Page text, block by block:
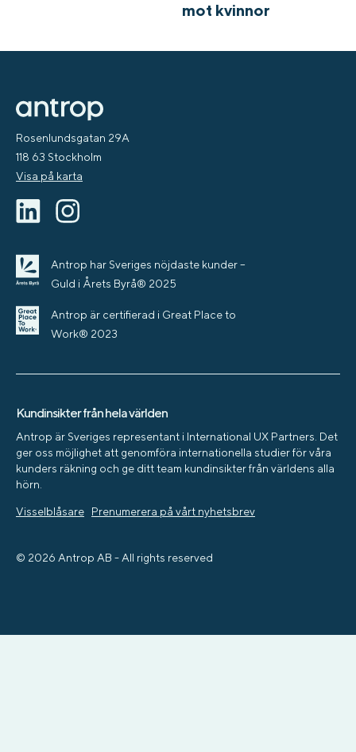
mot kvinnor
Rosenlundsgatan 29A
118 63 Stockholm
Visa på karta
Antrop har Sveriges nöjdaste kunder –
Guld i Årets Byrå® 2025
Antrop är certifierad i Great Place to
Work® 2023
Kundinsikter från hela världen
Antrop är Sveriges representant i International UX Partners. Det
ger oss möjlighet att genomföra internationella studier för våra
kunders räkning och ge ditt team kundinsikter från världens alla
hörn.
Visselblåsare Prenumerera på vårt nyhetsbrev
© 2026 Antrop AB - All rights reserved